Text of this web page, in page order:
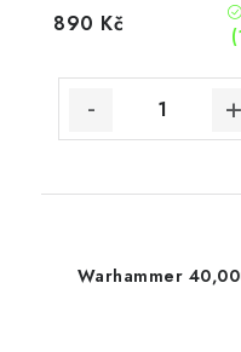
890 Kč
Warhammer